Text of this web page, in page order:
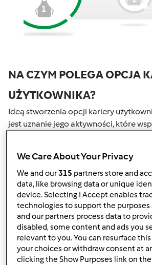
1
NA CZYM POLEGA OPCJA
UŻYTKOWNIKA?
Ideą stworzenia opcji kariery
jest uznanie jego aktywności, które
portalu społecznościowym są
Osiągnięcie określonej liczby
podwyższa Twoje miejsce w rankingu
który określany jest numerem
nazwy użytkownika.
W JAKI SPOSÓB MOŻESZ
PUNKTY ZA AKTYWNOŚĆ?
Punkty można otrzymać za
We Care About Your Privacy
We and our315 partners store and
data, like browsing data or unique
device. Selecting I Accept enables
technologies to support the purposes
and our partners process data to
disabled, some content and ads you
relevant to you. You can resurface
your choices or withdraw consent at
clicking the Show Purposes link on